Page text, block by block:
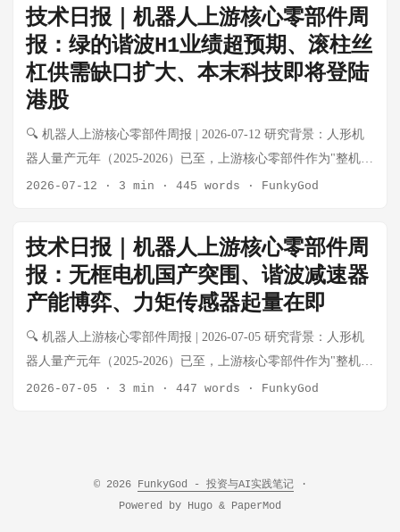
终止传感项目引关注 ⚠️ 分化 触觉/柔性传感器 灵巧手需求涌
现，初创公司多方案并行 ⬆️ 新兴赛道 滚珠/滚柱丝杠 产能缺口
持续，订单可见度仍至2027Q1 ⚠️ 供需紧张 灵巧手零部件 宇树/
小鹏等量产加速，配套需求确定性提升 ⬆️ 景气上行 🌟 本周特别
专题：《时代》杂志封面与宇树的"高光时刻" 事件背景 7月23
日，宇树科技创始人兼CEO王兴兴与自家载人机甲产品GD01共
同登上《时代》（TIME）杂志封面。这是距上次中国企业家登
兴兴站在GD01右侧，身形与之形成鲜明对比。这一封面标志
着：中国机器人在全球舆论场完成了从"跟随者"到"引领者"的符
号性跨越。 对上游零部件的深层意义 《时代》封面的影响不局
强化：宇树GD01机甲全球首秀（成都春熙路）落地，标志着大
型重载人形机甲从展示进入实际场景验证，关节模组（无框力
矩电机+谐波减速器+力矩传感器）需求直接受益 国际资本关注
树本周密集动作（7月24日） GD01机甲成都春熙路商圈全球首
秀，同步开启科创主题展区 与成都市人民政府签署战略合作协
关注：WAIC 2026现场直击释放具身智能重磅信号、绿的谐波
H1业绩大超预期、谐波减速器国产份额正式突破65%、灵巧手
触觉传感器配套进入量产阶段、滚柱丝杠订单排至2027年。 💡
核心结论速览 细分赛道 本周核心变化 景气度 无框力矩电机 本
杯电机 灵巧手订单持续起量，德昌/鸣志出货稳步增长 ⬆️ 景气上
行 谐波减速器 绿的H1业绩大超预期，国产份额正式突破65% ⬆️
景气上行 RV减速器 工业基本盘稳健，人形机器人增量预期2027
货，触觉阵列开始量产验证 ⬆️ 景气上行 触觉/柔性传感器 灵巧
手配套需求涌现，WAIC 2026现场展示多种方案 ⬆️ 新兴赛道 滚
珠/滚柱丝杠 产能缺口持续，滚柱丝杠订单已排至2027年 ⚠️ 供
需紧张 灵巧手零部件 空心杯+腱绳+触觉传感器集成方案成为行
业主流 ⬆️ 景气上行 🎯 WAIC 2026 特别专题：具身智能从"展
示"到"干活" 事件背景 2026世界人工智能大会（WAIC 2026）于
7月17-18日在上海西岸举行，本届大会的核心主题之一是具身智
际应用案例 智能体手机现场展示AI辅助写作汇报功能 产业界
从"概念展示"向"商业落地"转变明显 高通表态：智能体之年已
技术日报｜机器人上游核心零部件周
报：绿的谐波H1业绩超预期、滚柱丝
杠供需缺口扩大、本末科技即将登陆
港股
🔍 机器人上游核心零部件周报 | 2026-07-12 研究背景：人形机
器人量产元年（2025-2026）已至，上游核心零部件作为"整机不
管谁赢都受益"的卖水人逻辑，正在经历从工业自动化向具身智
关注：绿的谐波H1业绩超预期、滚柱丝杠供需缺口持续扩大、
本末科技港股上市进入倒计时、国产六维力传感器进入量产阶
段。 💡 核心结论速览 细分赛道 本周核心变化 景气度 无框力矩
电机 本末科技即将港股上市，垂直整合模式获认可 ⬆️ 景气上行
空心杯电机 灵巧手订单持续起量，德昌/鸣志出货稳步增长 ⬆️ 景
产能缺口持续，滚柱丝杠国产化率仍低于20% ⚠️ 供需紧张 灵巧
2026-07-12 · 3 min · 445 words · FunkyGod
技术日报｜机器人上游核心零部件周
报：无框电机国产突围、谐波减速器
产能博弈、力矩传感器起量在即
🔍 机器人上游核心零部件周报 | 2026-07-05 研究背景：人形机
器人量产元年（2025-2026）已至，上游核心零部件作为"整机不
管谁赢都受益"的卖水人逻辑，正在经历从工业自动化向具身智
批量出货，关节模组价格战开打 ⬆️ 景气上行 空心杯电机 灵巧手
订单起量，德昌电机切入机器人供应链 ⬆️ 景气上行 谐波减速器
2026-07-05 · 3 min · 447 words · FunkyGod
© 2026 FunkyGod - 投资与AI实践笔记 ·
Powered by Hugo & PaperMod